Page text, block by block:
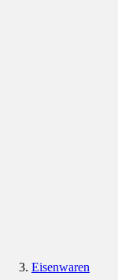
Eisenwaren